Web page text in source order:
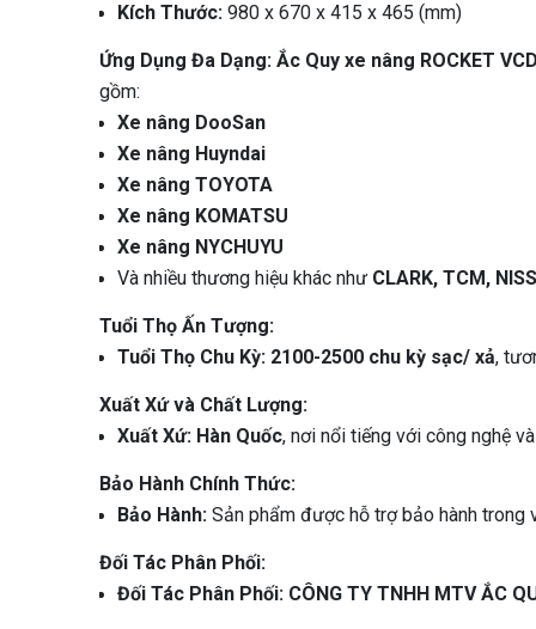
Kích Thước:980 x 670 x 415 x 465 (mm)
Ứng Dụng Đa Dạng: Ắc Quy xe nâng ROCKET
gồm:
Xe nâng DooSan
Xe nâng Huyndai
Xe nâng TOYOTA
Xe nâng KOMATSU
Xe nâng NYCHUYU
Và nhiều thương hiệu khác như CLARK, TCM,
Tuổi Thọ Ấn Tượng:
Tuổi Thọ Chu Kỳ: 2100-2500 chu kỳ sạc/ xả,
Xuất Xứ và Chất Lượng:
Xuất Xứ: Hàn Quốc, nơi nổi tiếng với công nghệ
Bảo Hành Chính Thức:
Bảo Hành:Sản phẩm được hỗ trợ bảo hành trong
Đối Tác Phân Phối:
Đối Tác Phân Phối: CÔNG TY TNHH MTV ẮC